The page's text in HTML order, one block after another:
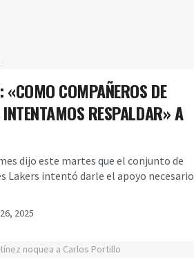
«COMO COMPAÑEROS DE
RESPALDAR» A
dijo este martes que el conjunto de
Lakers intentó darle el apoyo necesario
2025